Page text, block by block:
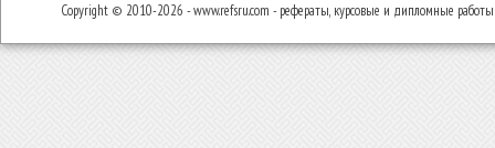
Copyright © 2010-2026 - www.refsru.com - рефераты, курсовые и дипломные работы